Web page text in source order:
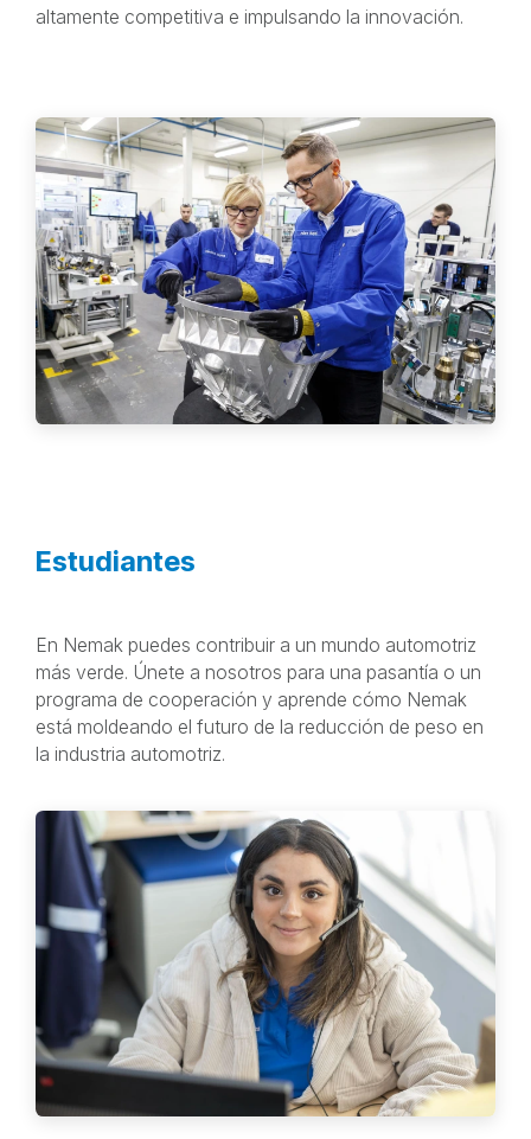
altamente competitiva e impulsando la innovación.
Estudiantes
En Nemak puedes contribuir a un mundo automotriz
más verde. Únete a nosotros para una pasantía o un
programa de cooperación y aprende cómo Nemak
está moldeando el futuro de la reducción de peso en
la industria automotriz.